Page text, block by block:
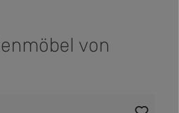
von